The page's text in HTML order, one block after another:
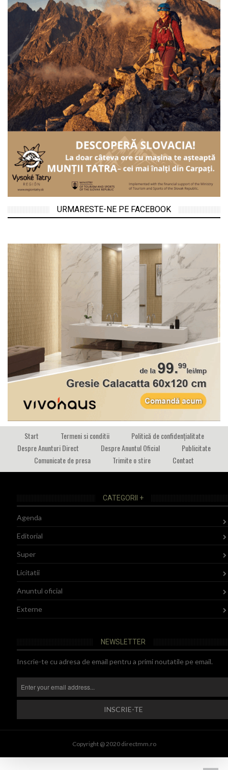
URMARESTE-NE PE FACEBOOK
Start Termeni si conditii
Politică de confidențialitate
Despre Anunturi Direct
Despre Anuntul Oficial
Publicitate
Comunicate de presa
Trimite o stire Contact
CATEGORII +
Agenda
Editorial
Super
Licitatii
Anuntul oficial
Externe
NEWSLETTER
Inscrie-te cu adresa de email pentru a primi noutatile pe email.
Copyright @ 2020 directmm.ro